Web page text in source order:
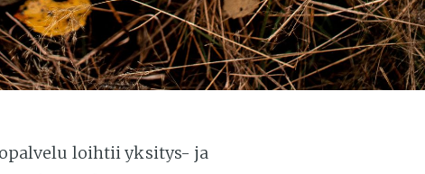
loihtii yksitys- ja